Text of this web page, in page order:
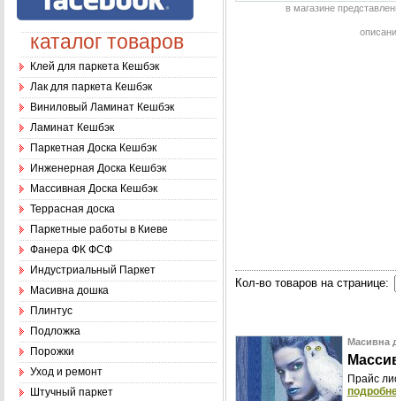
каталог товаров
Клей для паркета Кешбэк
Лак для паркета Кешбэк
Виниловый Ламинат Кешбэк
Ламинат Кешбэк
Паркетная Доска Кешбэк
Инженерная Доска Кешбэк
Массивная Доска Кешбэк
Террасная доска
Паркетные работы в Киеве
Фанера ФК ФСФ
Индустриальный Паркет
Масивна дошка
Плинтус
Подложка
Порожки
Уход и ремонт
Штучный паркет
в магазине
Кол-во товаров на странице:
Масивна
Масси
Прайс